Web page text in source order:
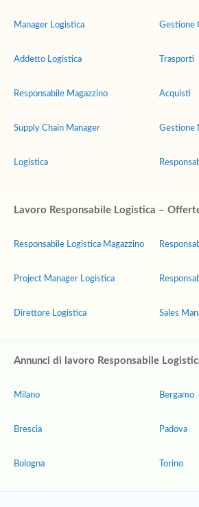
Manager Logistica
Addetto Logistica
Responsabile Magazzino
Supply Chain Manager
Logistica
Gestione
Trasporti
Acquisti
Gestione
Lavoro Responsabile Logistica –
Responsabile Logistica Magazzino
Project Manager Logistica
Direttore Logistica Sales
Annunci di lavoro Responsabile
Milano
Brescia
Bologna
Bergamo
Padova
Torino